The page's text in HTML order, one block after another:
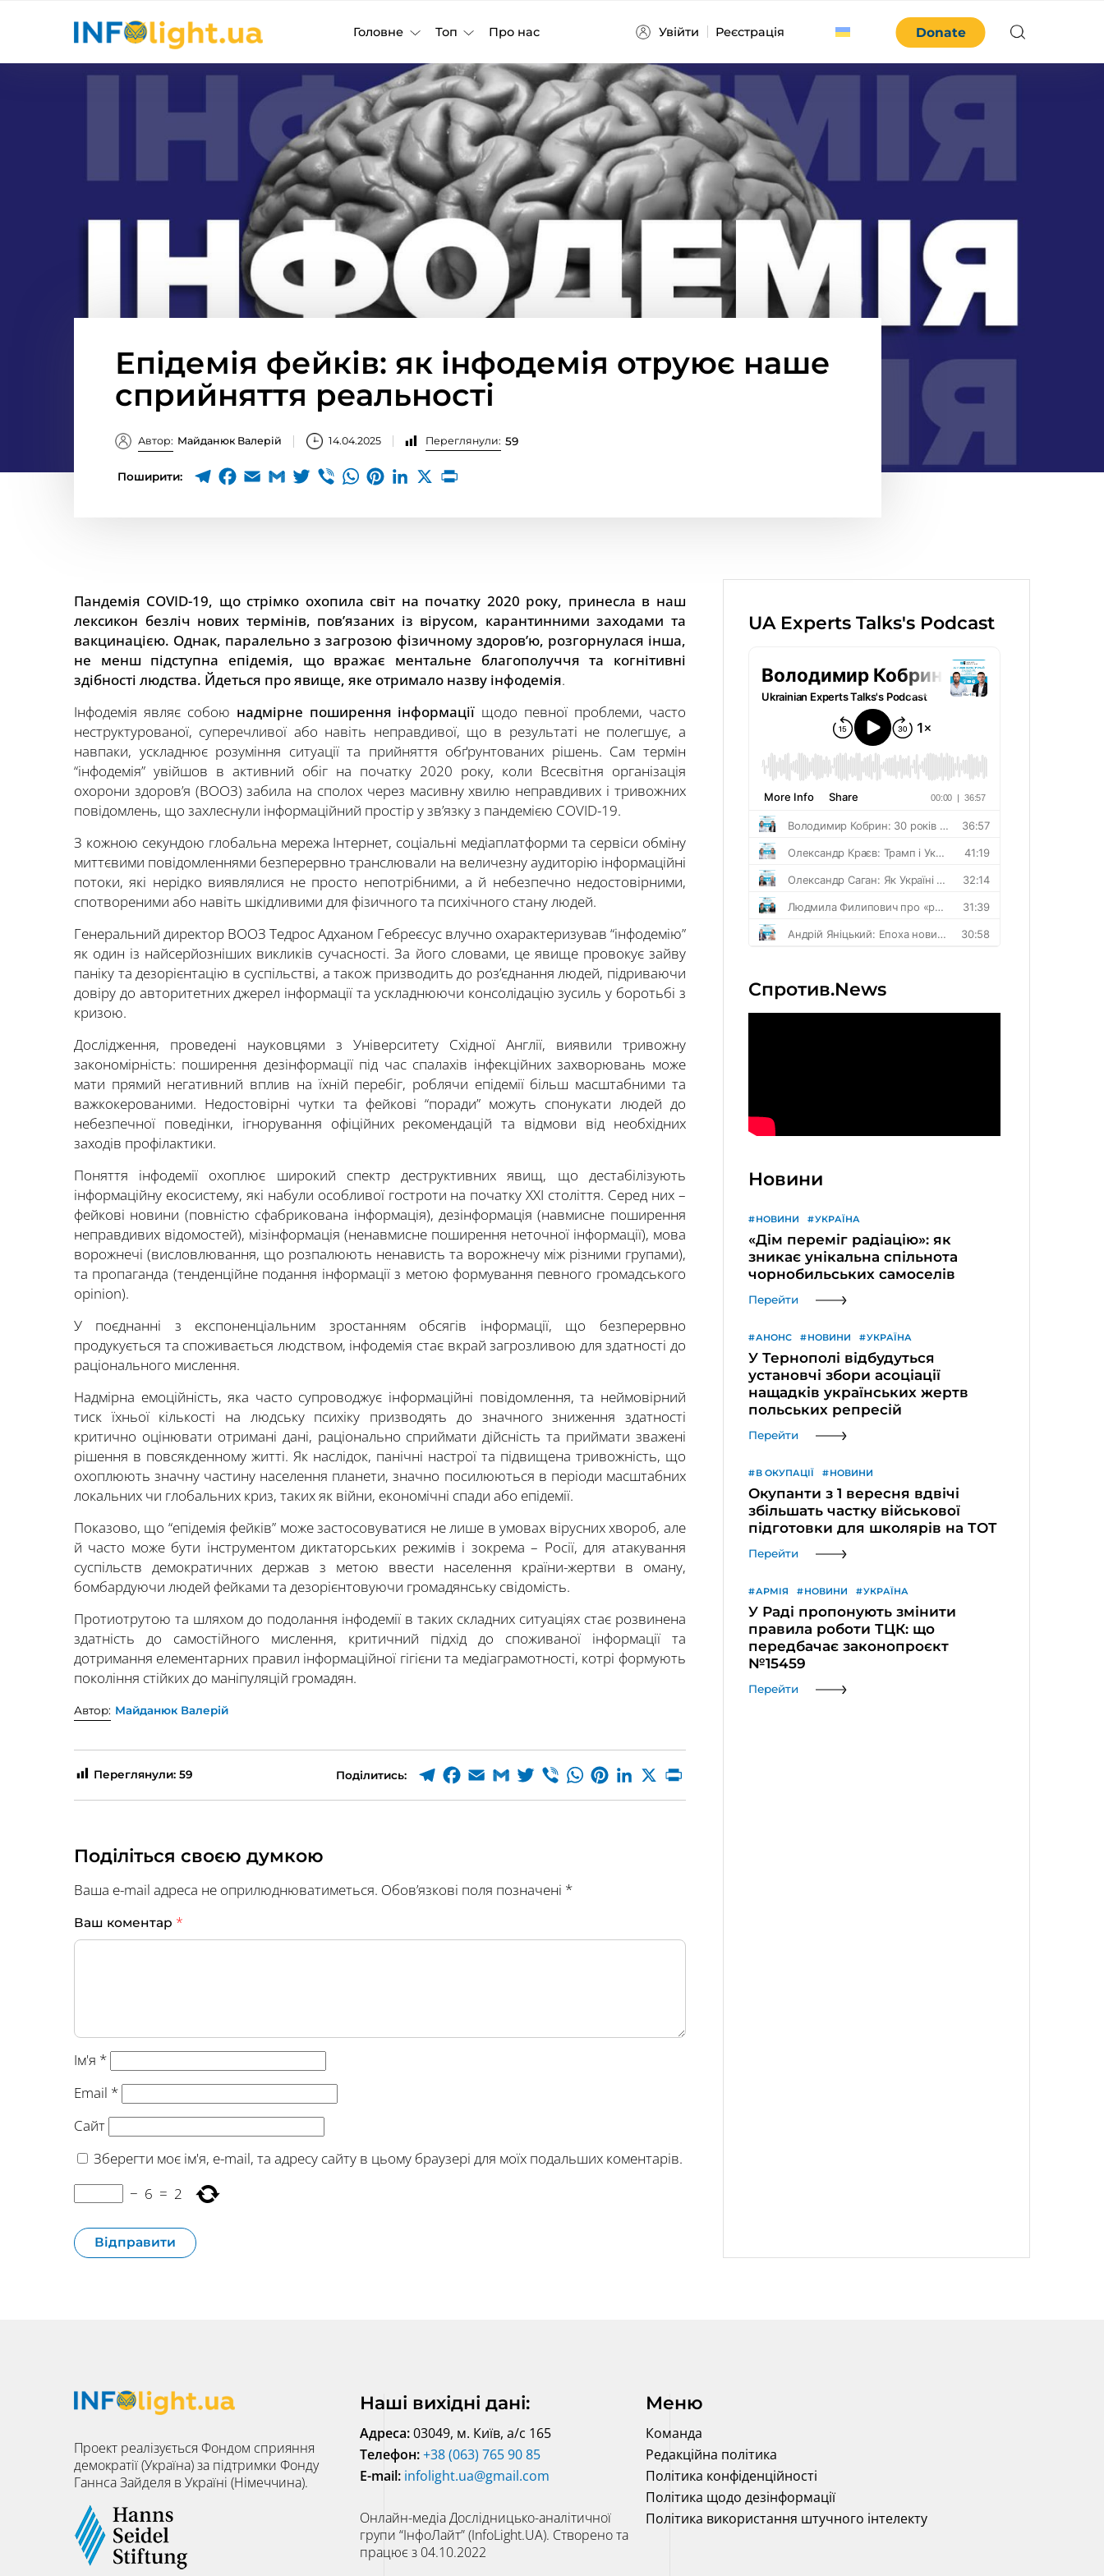
Головне Топ Про нас Увійти Реєстрація Donate
Епідемія фейків: як інфодемія отруює наше
сприйняття реальності
Автор: Майданюк Валерій 14.04.2025 Переглянули: 59
Поширити:
Пандемія COVID-19, що стрімко охопила світ на початку 2020 року, принесла в наш
лексикон безліч нових термінів, пов’язаних із вірусом, карантинними заходами та
вакцинацією. Однак, паралельно з загрозою фізичному здоров’ю, розгорнулася інша,
не менш підступна епідемія, що вражає ментальне благополуччя та когнітивні
здібності людства. Йдеться про явище, яке отримало назву інфодемія.
Інфодемія являє собою надмірне поширення інформації щодо певної проблеми, часто
неструктурованої, суперечливої або навіть неправдивої, що в результаті не полегшує, а
навпаки, ускладнює розуміння ситуації та прийняття обґрунтованих рішень. Сам термін
“інфодемія” увійшов в активний обіг на початку 2020 року, коли Всесвітня організація
охорони здоров’я (ВООЗ) забила на сполох через масивну хвилю неправдивих і тривожних
повідомлень, що захлеснули інформаційний простір у зв’язку з пандемією COVID-19.
З кожною секундою глобальна мережа Інтернет, соціальні медіаплатформи та сервіси обміну
миттєвими повідомленнями безперервно транслювали на величезну аудиторію інформаційні
потоки, які нерідко виявлялися не просто непотрібними, а й небезпечно недостовірними,
спотвореними або навіть шкідливими для фізичного та психічного стану людей.
Генеральний директор ВООЗ Тедрос Адханом Гебреєсус влучно охарактеризував “інфодемію”
як один із найсерйозніших викликів сучасності. За його словами, це явище провокує зайву
паніку та дезорієнтацію в суспільстві, а також призводить до роз’єднання людей, підриваючи
довіру до авторитетних джерел інформації та ускладнюючи консолідацію зусиль у боротьбі з
кризою.
Дослідження, проведені науковцями з Університету Східної Англії, виявили тривожну
закономірність: поширення дезінформації під час спалахів інфекційних захворювань може
мати прямий негативний вплив на їхній перебіг, роблячи епідемії більш масштабними та
важкокерованими. Недостовірні чутки та фейкові “поради” можуть спонукати людей до
небезпечної поведінки, ігнорування офіційних рекомендацій та відмови від необхідних
заходів профілактики.
Поняття інфодемії охоплює широкий спектр деструктивних явищ, що дестабілізують
інформаційну екосистему, які набули особливої гостроти на початку XXI століття. Серед них –
фейкові новини (повністю сфабрикована інформація), дезінформація (навмисне поширення
неправдивих відомостей), мізінформація (ненавмисне поширення неточної інформації), мова
ворожнечі (висловлювання, що розпалюють ненависть та ворожнечу між різними групами),
та пропаганда (тенденційне подання інформації з метою формування певного громадського
opinion).
У поєднанні з експоненціальним зростанням обсягів інформації, що безперервно
продукується та споживається людством, інфодемія стає вкрай загрозливою для здатності до
раціонального мислення.
Надмірна емоційність, яка часто супроводжує інформаційні повідомлення, та неймовірний
тиск їхньої кількості на людську психіку призводять до значного зниження здатності
критично оцінювати отримані дані, раціонально сприймати дійсність та приймати зважені
рішення в повсякденному житті. Як наслідок, панічні настрої та підвищена тривожність, що
охоплюють значну частину населення планети, значно посилюються в періоди масштабних
локальних чи глобальних криз, таких як війни, економічні спади або епідемії.
Показово, що “епідемія фейків” може застосовуватися не лише в умовах вірусних хвороб, але
й часто може бути інструментом диктаторських режимів і зокрема – Росії, для атакування
суспільств демократичних держав з метою ввести населення країни-жертви в оману,
бомбардуючи людей фейками та дезорієнтовуючи громадянську свідомість.
Протиотрутою та шляхом до подолання інфодемії в таких складних ситуаціях стає розвинена
здатність до самостійного мислення, критичний підхід до споживаної інформації та
дотримання елементарних правил інформаційної гігієни та медіаграмотності, котрі формують
покоління стійких до маніпуляцій громадян.
Автор: Майданюк Валерій
Переглянули: 59 Поділитись:
Поділіться своєю думкою
Ваша e-mail адреса не оприлюднюватиметься. Обов’язкові поля позначені *
Ваш коментар *
Ім'я *
Email *
Сайт
Зберегти моє ім'я, e-mail, та адресу сайту в цьому браузері для моїх подальших коментарів.
− 6 = 2
UA Experts Talks's Podcast
Спротив.News
Новини
НОВИНИ УКРАЇНА
«Дім переміг радіацію»: як
зникає унікальна спільнота
чорнобильських самоселів
Перейти
АНОНС НОВИНИ УКРАЇНА
У Тернополі відбудуться
установчі збори асоціації
нащадків українських жертв
польських репресій
Перейти
В ОКУПАЦІЇ НОВИНИ
Окупанти з 1 вересня вдвічі
збільшать частку військової
підготовки для школярів на ТОТ
Перейти
АРМІЯ НОВИНИ УКРАЇНА
У Раді пропонують змінити
правила роботи ТЦК: що
передбачає законопроєкт
№15459
Перейти
Проект реалізується Фондом сприяння
демократії (Україна) за підтримки Фонду
Ганнса Зайделя в Україні (Німеччина).
Наші вихідні дані:
Адреса:03049, м. Київ, а/с 165
Телефон:+38 (063) 765 90 85
E-mail: infolight.ua@gmail.com
Онлайн-медіа Дослідницько-аналітичної
групи “ІнфоЛайт” (InfoLight.UA). Створено та
працює з 04.10.2022
Меню
Команда
Редакційна політика
Політика конфіденційності
Політика щодо дезінформації
Політика використання штучного інтелекту